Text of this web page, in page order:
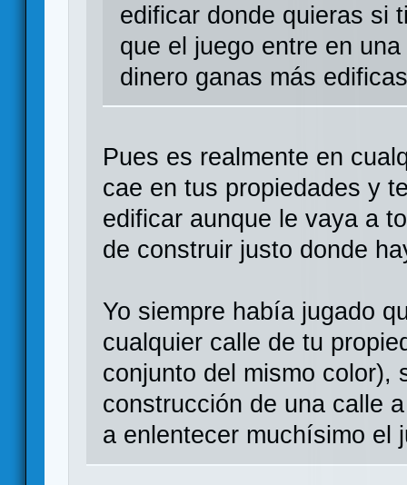
edificar donde quieras si
que el juego entre en
dinero ganas más
Pues es realmente en
cae en tus propiedades y
edificar aunque le vaya a
de construir justo donde
Yo siempre había jugado
cualquier calle de tu
conjunto del mismo color),
construcción de una calle
a enlentecer muchísimo el